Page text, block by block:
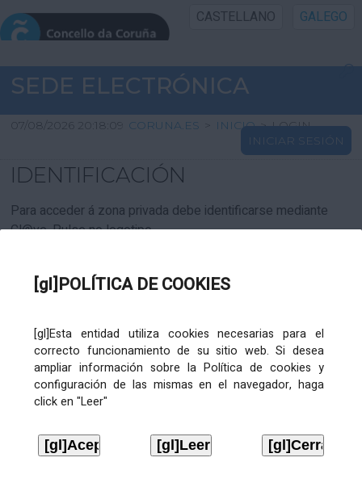
[gl]POLÍTICA DE COOKIES
[gl]Esta entidad utiliza cookies necesarias para el
correcto funcionamiento de su sitio web. Si desea
ampliar información sobre la Política de cookies y
configuración de las mismas en el navegador, haga
click en "Leer"
CASTELLANO GALEGO
INICIO SEDE
INICIO
INFORMACIÓN PÚBLICA
CARTAFOL CIDADÁN
SEDE ELECTRÓNICA
07/08/2026 20:18:09 CORUNA.ES > INICIO > LOGIN
INICIAR SESIÓN
IDENTIFICACIÓN
Para acceder á zona privada debe identificarse mediante
Cl@ve. Pulse no logotipo